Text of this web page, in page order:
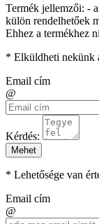
Termék jellemzői: -
külön rendelhetőek
Ehhez a termékhez
* Elküldheti nekünk
Email cím
@
Kérdés:
Mehet
* Lehetősége van
Email cím
@